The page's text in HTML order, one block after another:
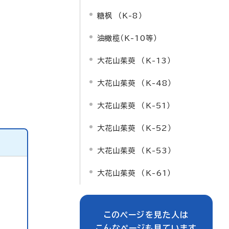
糖枫 （K-8）
油橄榄（K-10等）
大花山茱萸 （K-13）
大花山茱萸 （K-48）
大花山茱萸 （K-51）
大花山茱萸 （K-52）
大花山茱萸 （K-53）
大花山茱萸 （K-61）
このページを見た人は